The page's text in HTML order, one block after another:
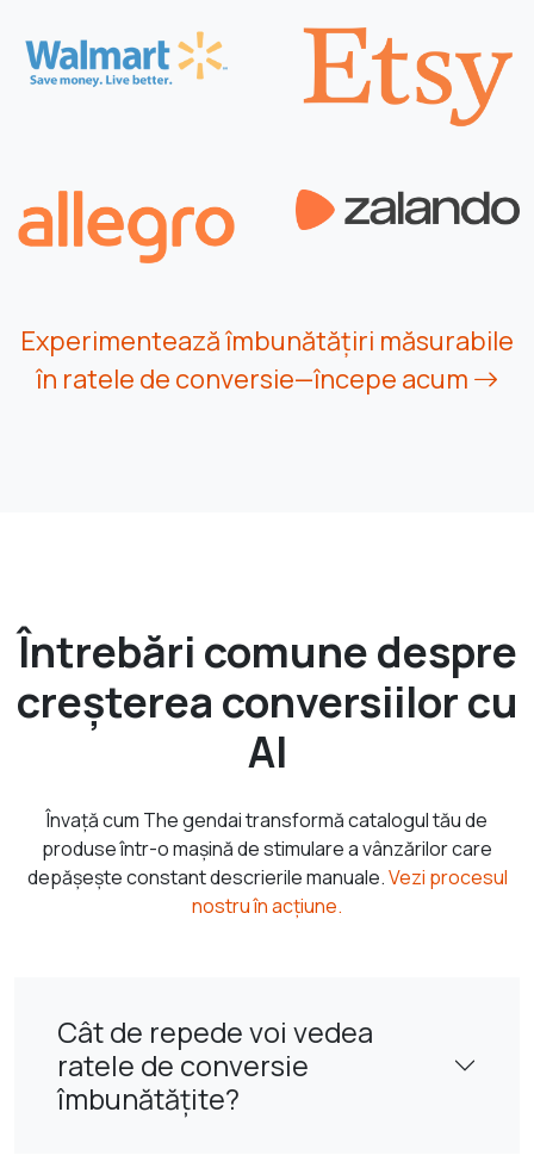
Experimentează îmbunătățiri măsurabile
în ratele de conversie—începe acum
Întrebări comune despre
creșterea conversiilor cu
AI
Învață cum The gendai transformă catalogul tău de
produse într-o mașină de stimulare a vânzărilor care
depășește constant descrierile manuale.Vezi procesul
nostru în acțiune.
Cât de repede voi vedea
ratele de conversie
îmbunătățite?